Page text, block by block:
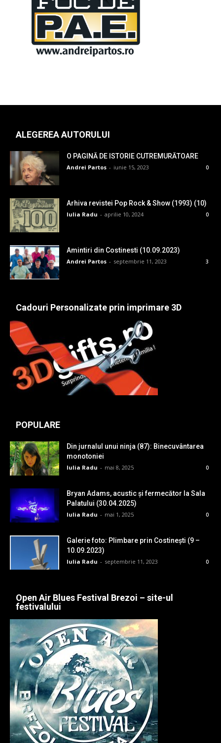
ALEGEREA AUTORULUI
O PAGINĂ DE ISTORIE CUTREMURĂTOARE
Andrei Partos - iunie 15, 2023 0
Arhiva revistei Pop Rock & Show (1993) (10)
Iulia Radu - aprilie 10, 2024 0
Amintiri din Costinesti (10.09.2023)
Andrei Partos - septembrie 11, 2023 3
Cadouri Personalizate prin imprimare 3D
POPULARE
Din jurnalul unui ninja (87): Binecuvântarea
monotoniei
Iulia Radu - mai 8, 2025 0
Bryan Adams, acustic și fermecător la Sala
Palatului (30.04.2025)
Iulia Radu - mai 1, 2025 0
Galerie foto: Plimbare prin Costinești (9 –
10.09.2023)
Iulia Radu - septembrie 11, 2023 0
Open Air Blues Festival Brezoi – site-ul
festivalului